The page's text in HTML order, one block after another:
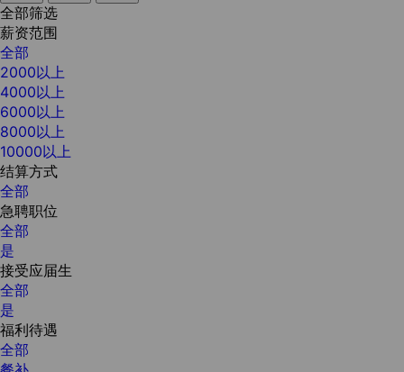
全部筛选
薪资范围
全部
2000以上
4000以上
6000以上
8000以上
10000以上
结算方式
全部
急聘职位
全部
是
接受应届生
全部
是
福利待遇
全部